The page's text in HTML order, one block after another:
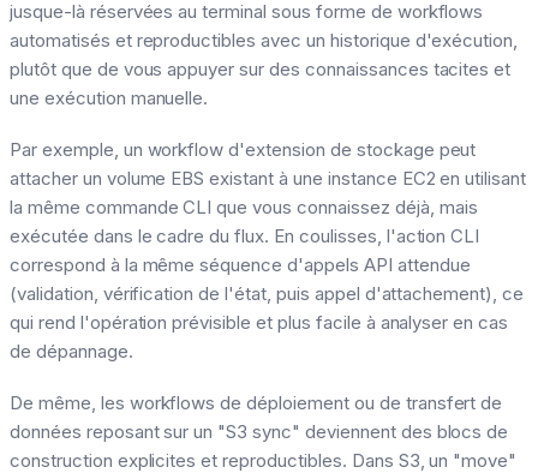
jusque-là réservées au terminal sous forme de workflows
automatisés et reproductibles avec un historique d'exécution,
plutôt que de vous appuyer sur des connaissances tacites et
une exécution manuelle.
Par exemple, un workflow d'extension de stockage peut
attacher un volume EBS existant à une instance EC2 en utilisant
la même commande CLI que vous connaissez déjà, mais
exécutée dans le cadre du flux. En coulisses, l'action CLI
correspond à la même séquence d'appels API attendue
(validation, vérification de l'état, puis appel d'attachement), ce
qui rend l'opération prévisible et plus facile à analyser en cas
de dépannage.
De même, les workflows de déploiement ou de transfert de
données reposant sur un "S3 sync" deviennent des blocs de
construction explicites et reproductibles. Dans S3, un "move"